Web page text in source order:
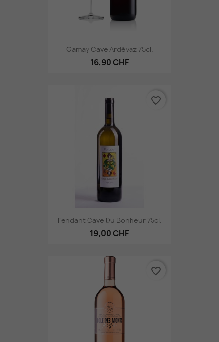
Gamay Cave Ardévaz 75cl.
16,90 CHF
Fendant Cave Du Bonheur 75cl.
19,00 CHF
favorite_border
favorite_border